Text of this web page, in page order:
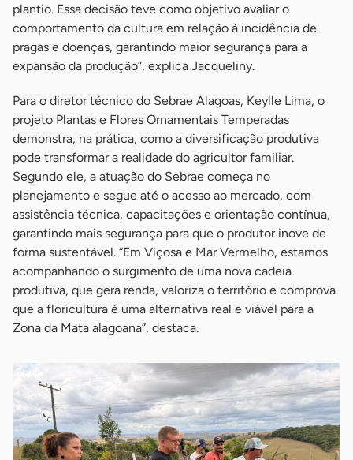
plantio. Essa decisão teve como objetivo avaliar o
comportamento da cultura em relação à incidência de
pragas e doenças, garantindo maior segurança para a
expansão da produção”, explica Jacqueliny.
Para o diretor técnico do Sebrae Alagoas, Keylle Lima, o
projeto Plantas e Flores Ornamentais Temperadas
demonstra, na prática, como a diversificação produtiva
pode transformar a realidade do agricultor familiar.
Segundo ele, a atuação do Sebrae começa no
planejamento e segue até o acesso ao mercado, com
assistência técnica, capacitações e orientação contínua,
garantindo mais segurança para que o produtor inove de
forma sustentável. “Em Viçosa e Mar Vermelho, estamos
acompanhando o surgimento de uma nova cadeia
produtiva, que gera renda, valoriza o território e comprova
que a floricultura é uma alternativa real e viável para a
Zona da Mata alagoana”, destaca.